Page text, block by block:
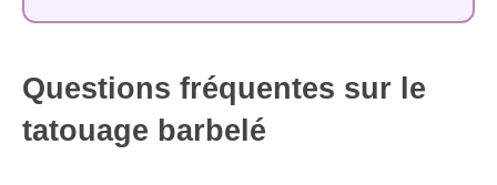
Questions fréquentes sur le
tatouage barbelé